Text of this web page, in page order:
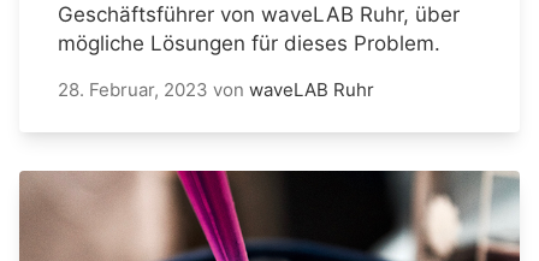
Geschäftsführer von waveLAB Ruhr, über
mögliche Lösungen für dieses Problem.
28. Februar, 2023 von waveLAB Ruhr